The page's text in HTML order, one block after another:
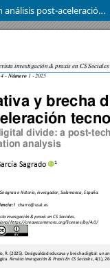
Desigualdad educativa y brecha digital: un análisis post-aceleración tecnológica